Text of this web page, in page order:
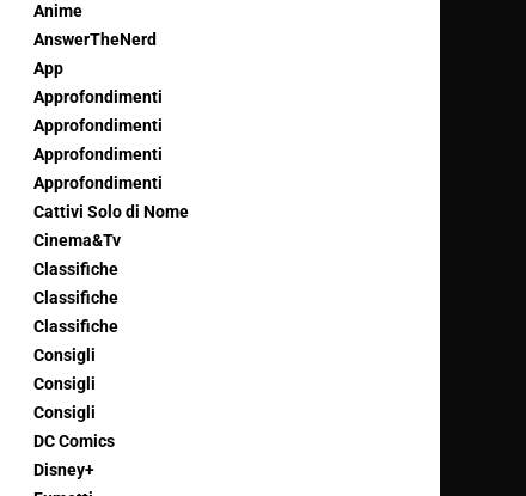
Anime
AnswerTheNerd
App
Approfondimenti
Approfondimenti
Approfondimenti
Approfondimenti
Cattivi Solo di Nome
Cinema&Tv
Classifiche
Classifiche
Classifiche
Consigli
Consigli
Consigli
DC Comics
Disney+